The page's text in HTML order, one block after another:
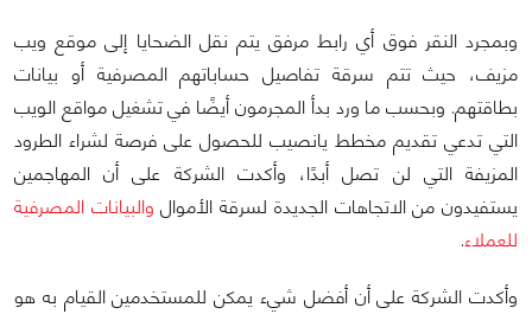
وبمجرد النقر فوق أي رابط مرفق يتم نقل الضحايا إلى موقع ويب
مزيف، حيث تتم سرقة تفاصيل حساباتهم المصرفية أو بيانات
بطاقتهم. وبحسب ما ورد بدأ المجرمون أيضًا في تشغيل مواقع الويب
التي تدعي تقديم مخطط يانصيب للحصول على فرصة لشراء الطرود
المزيفة التي لن تصل أبدًا، وأكدت الشركة على أن المهاجمين
يستفيدون من الاتجاهات الجديدة لسرقة الأموال والبيانات المصرفية
للعملاء.
وأكدت الشركة على أن أفضل شيء يمكن للمستخدمين القيام به هو